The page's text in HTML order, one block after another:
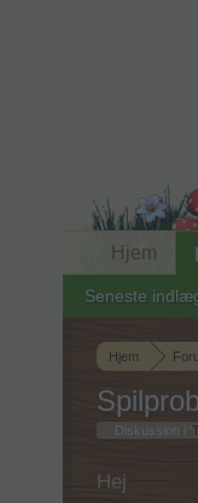
Hjem
Diskussion i '
Hej
Hjem
Seneste